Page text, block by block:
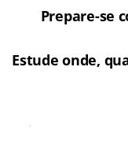
Prepare-se
Estude onde,